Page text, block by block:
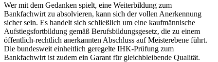
Wer mit dem Gedanken spielt, eine Weiterbildung zum
Bankfachwirt zu absolvieren, kann sich der vollen Anerkennung
sicher sein. Es handelt sich schließlich um eine kaufmännische
Aufstiegsfortbildung gemäß Berufsbildungsgesetz, die zu einem
öffentlich-rechtlich anerkannten Abschluss auf Meisterebene führt.
Die bundesweit einheitlich geregelte IHK-Prüfung zum
Bankfachwirt ist zudem ein Garant für gleichbleibende Qualität.